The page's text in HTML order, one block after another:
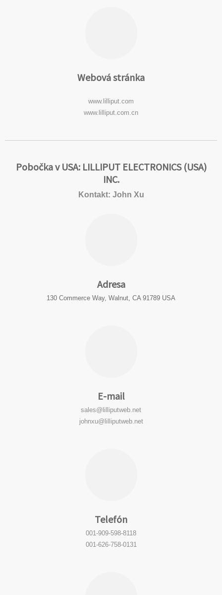
Webová stránka
www.lilliput.com
www.lilliput.com.cn
Pobočka v USA: LILLIPUT ELECTRONICS (USA)
INC.
Kontakt: John Xu
Adresa
130 Commerce Way, Walnut, CA 91789 USA
E-mail
sales@lilliputweb.net
johnxu@lilliputweb.net
Telefón
001-909-598-8118
001-626-758-0131